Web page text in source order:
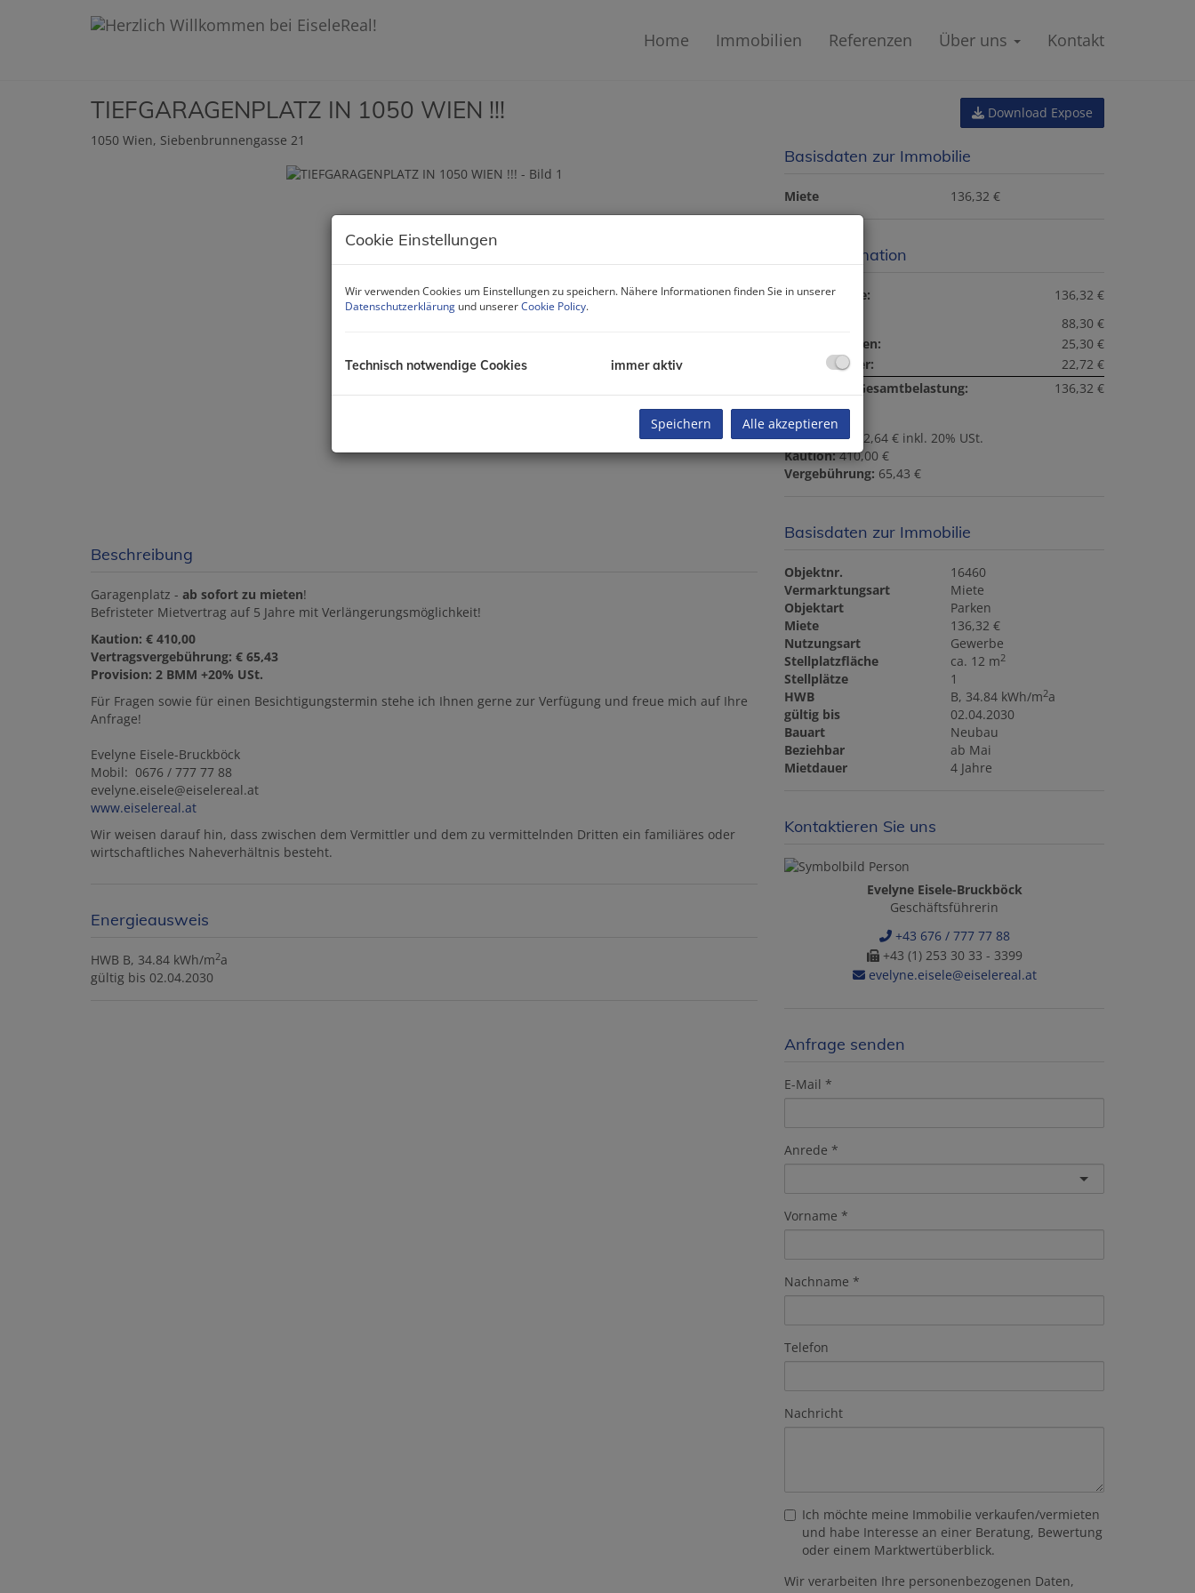
Home Immobilien Referenzen Über uns Kontakt
TIEFGARAGENPLATZ IN 1050 WIEN !!!
1050 Wien, Siebenbrunnengasse 21
Beschreibung
Garagenplatz - ab sofort zu mieten!
Befristeter Mietvertrag auf 5 Jahre mit Verlängerungsmöglichkeit!
Kaution: € 410,00
Vertragsvergebührung: € 65,43
Provision: 2 BMM +20% USt.
Für Fragen sowie für einen Besichtigungstermin stehe ich Ihnen gerne zur Verfügung und freue mich auf Ihre
Anfrage!
Evelyne Eisele-Bruckböck
Mobil: 0676 / 777 77 88
evelyne.eisele@eiselereal.at
www.eiselereal.at
Wir weisen darauf hin, dass zwischen dem Vermittler und dem zu vermittelnden Dritten ein familiäres oder
wirtschaftliches Naheverhältnis besteht.
Energieausweis
HWB B, 34.84 kWh/m2a
gültig bis 02.04.2030
Download Expose
Basisdaten zur Immobilie
Miete 136,32 €
Preisinformation
Gesamtmiete:
136,32 €
88,30 €
Betriebskosten:
25,30 €
Umsatzsteuer:
22,72 €
monatliche Gesamtbelastung:
136,32 €
Provision: 272,64 € inkl. 20% USt.
Kaution: 410,00 €
Vergebührung: 65,43 €
Basisdaten zur Immobilie
Objektnr.
16460
Vermarktungsart
Miete
Objektart
Parken
Miete
136,32 €
Nutzungsart
Gewerbe
Stellplatzfläche
ca. 12 m2
Stellplätze
1
HWB
B, 34.84 kWh/m2a
gültig bis
02.04.2030
Bauart
Neubau
Beziehbar
ab Mai
Mietdauer
4 Jahre
Kontaktieren Sie uns
Evelyne Eisele-Bruckböck
Geschäftsführerin
+43 676 / 777 77 88
+43 (1) 253 30 33 - 3399
evelyne.eisele@eiselereal.at
Anfrage senden
E-Mail
Anrede
Vorname
Nachname
Telefon
Nachricht
Ich möchte meine Immobilie verkaufen/vermieten
und habe Interesse an einer Beratung, Bewertung
oder einem Marktwertüberblick.
Wir verarbeiten Ihre personenbezogenen Daten,
Cookie Einstellungen
Wir verwenden Cookies um Einstellungen zu speichern. Nähere Informationen finden Sie in unserer
Datenschutzerklärung und unsererCookie Policy.
Technisch notwendige Cookies immer aktiv
Speichern Alle akzeptieren